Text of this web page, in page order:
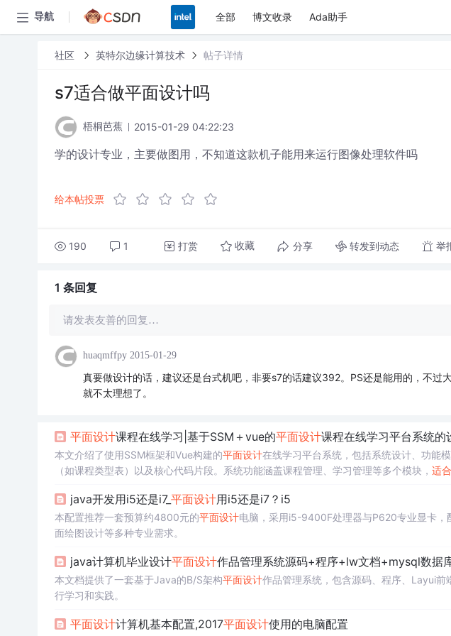
导航 全部 博文收录 Ada助手
社区 英特尔边缘计算技术 帖子详情
s7适合做平面设计吗
梧桐芭蕉 2015-01-29 04:22:23
学的设计专业，主要做图用，不知道这款机子能用来运行图像处理软件吗
给本帖投票
190 1 打赏 收藏 分享 转发到动态 举
1 条回复
请发表友善的回复…
huaqmffpy 2015-01-29
真要做设计的话，建议还是台式机吧，非要s7的话建议392。PS还是能用的，不过
就不太理想了。
平面设计课程在线学习|基于SSM＋vue的平面设计课程在线学习平台系统
本文介绍了使用SSM框架和Vue构建的平面设计在线学习平台系统，包括系统设计、功能
（如课程类型表）以及核心代码片段。系统功能涵盖课程管理、学习管理等多个模块， 适合
java开发用i5还是i7_ 平面设计用i5还是i7？i5
本配置推荐一套预算约4800元的平面设计电脑，采用i5-9400F处理器与P620专业显卡，
面绘图设计等多种专业需求。
java计算机毕业设计平面设计作品管理系统源码+程序+lw文档+mysql数据
本文档提供了一套基于Java的B/S架构平面设计作品管理系统，包含源码、程序、Layui前
行学习和实践。
平面设计计算机基本配置,2017平面设计使用的电脑配置